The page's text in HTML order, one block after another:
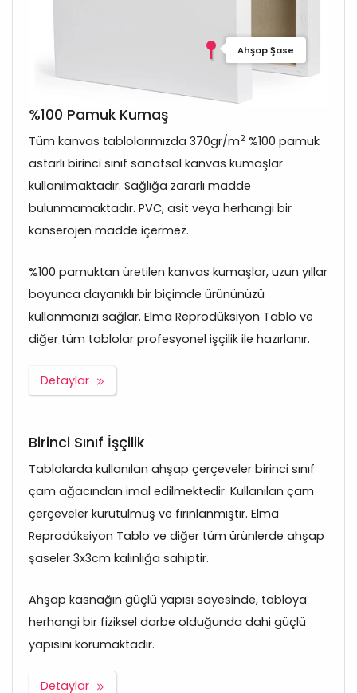
Ahşap Şase
%100 Pamuk Kumaş
Tüm kanvas tablolarımızda 370gr/m2 %100 pamuk
astarlı birinci sınıf sanatsal kanvas kumaşlar
kullanılmaktadır. Sağlığa zararlı madde
bulunmamaktadır. PVC, asit veya herhangi bir
kanserojen madde içermez.
%100 pamuktan üretilen kanvas kumaşlar, uzun yıllar
boyunca dayanıklı bir biçimde ürününüzü
kullanmanızı sağlar. Elma Reprodüksiyon Tablo ve
diğer tüm tablolar profesyonel işçilik ile hazırlanır.
Detaylar
Birinci Sınıf İşçilik
Tablolarda kullanılan ahşap çerçeveler birinci sınıf
çam ağacından imal edilmektedir. Kullanılan çam
çerçeveler kurutulmuş ve fırınlanmıştır. Elma
Reprodüksiyon Tablo ve diğer tüm ürünlerde ahşap
şaseler 3x3cm kalınlığa sahiptir.
Ahşap kasnağın güçlü yapısı sayesinde, tabloya
herhangi bir fiziksel darbe olduğunda dahi güçlü
yapısını korumaktadır.
Detaylar